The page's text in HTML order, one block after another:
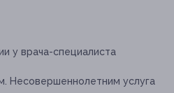
у врача-специалиста
Несовершеннолетним услуга